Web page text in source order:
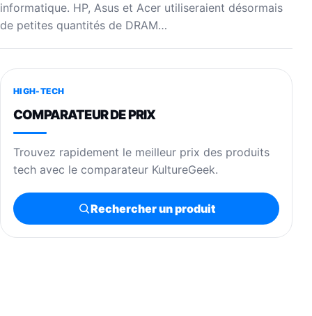
informatique. HP, Asus et Acer utiliseraient désormais
de petites quantités de DRAM…
HIGH-TECH
COMPARATEUR DE PRIX
Trouvez rapidement le meilleur prix des produits
tech avec le comparateur KultureGeek.
Rechercher un produit